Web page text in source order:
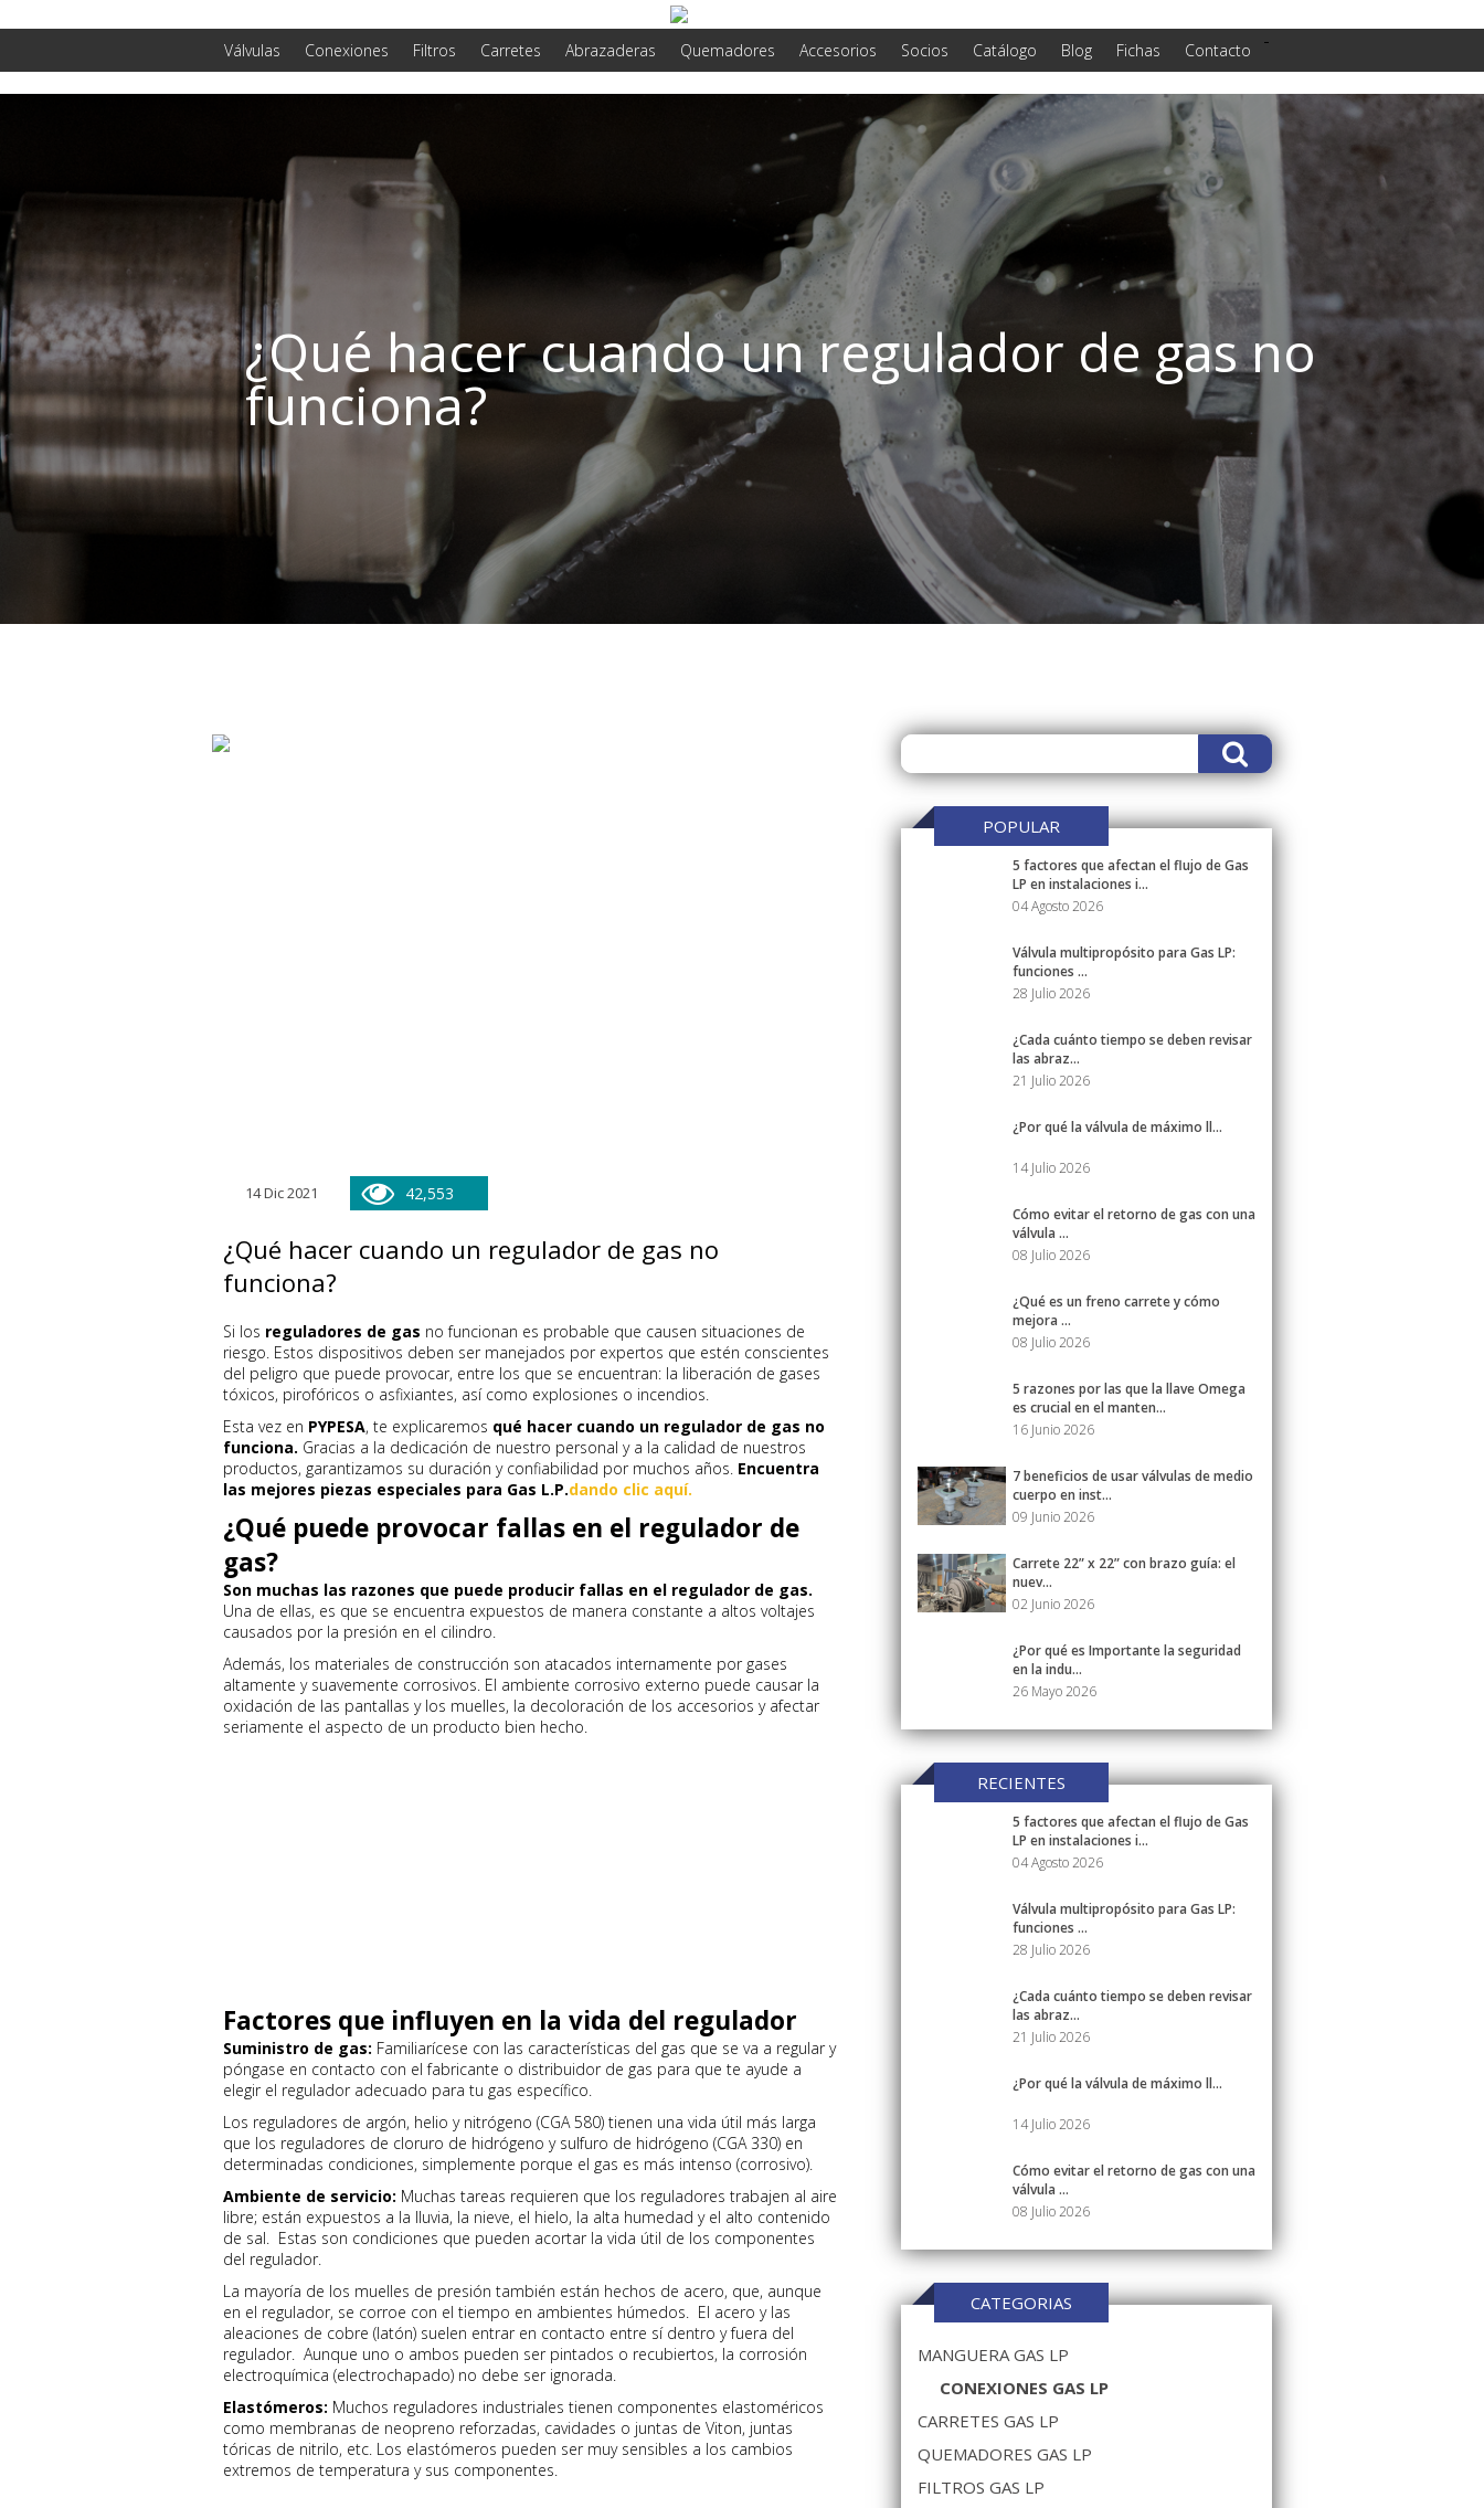
Válvulas Conexiones Filtros Carretes Abrazaderas Quemadores Accesorios Socios -
Catálogo Blog Fichas Contacto
¿Qué hacer cuando un regulador de gas no
funciona?
14 Dic 2021 42,553
¿Qué hacer cuando un regulador de gas no
funciona?
Si los reguladores de gas no funcionan es probable que causen situaciones de
riesgo. Estos dispositivos deben ser manejados por expertos que estén conscientes
del peligro que puede provocar, entre los que se encuentran: la liberación de gases
tóxicos, pirofóricos o asfixiantes, así como explosiones o incendios.
Esta vez en PYPESA, te explicaremos qué hacer cuando un regulador de gas no
funciona. Gracias a la dedicación de nuestro personal y a la calidad de nuestros
productos, garantizamos su duración y confiabilidad por muchos años. Encuentra
las mejores piezas especiales para Gas L.P.dando clic aquí.
¿Qué puede provocar fallas en el regulador de
gas?
Son muchas las razones que puede producir fallas en el regulador de gas.
Una de ellas, es que se encuentra expuestos de manera constante a altos voltajes
causados por la presión en el cilindro.
Además, los materiales de construcción son atacados internamente por gases
altamente y suavemente corrosivos. El ambiente corrosivo externo puede causar la
oxidación de las pantallas y los muelles, la decoloración de los accesorios y afectar
seriamente el aspecto de un producto bien hecho.
Factores que influyen en la vida del regulador
Suministro de gas: Familiarícese con las características del gas que se va a regular y
póngase en contacto con el fabricante o distribuidor de gas para que te ayude a
elegir el regulador adecuado para tu gas específico.
Los reguladores de argón, helio y nitrógeno (CGA 580) tienen una vida útil más larga
que los reguladores de cloruro de hidrógeno y sulfuro de hidrógeno (CGA 330) en
determinadas condiciones, simplemente porque el gas es más intenso (corrosivo).
Ambiente de servicio: Muchas tareas requieren que los reguladores trabajen al aire
libre; están expuestos a la lluvia, la nieve, el hielo, la alta humedad y el alto contenido
de sal. Estas son condiciones que pueden acortar la vida útil de los componentes
del regulador.
La mayoría de los muelles de presión también están hechos de acero, que, aunque
en el regulador, se corroe con el tiempo en ambientes húmedos. El acero y las
aleaciones de cobre (latón) suelen entrar en contacto entre sí dentro y fuera del
regulador. Aunque uno o ambos pueden ser pintados o recubiertos, la corrosión
electroquímica (electrochapado) no debe ser ignorada.
Elastómeros: Muchos reguladores industriales tienen componentes elastoméricos
como membranas de neopreno reforzadas, cavidades o juntas de Viton, juntas
tóricas de nitrilo, etc. Los elastómeros pueden ser muy sensibles a los cambios
extremos de temperatura y sus componentes.
POPULAR
5 factores que afectan el flujo de Gas
LP en instalaciones i...
04 Agosto 2026
Válvula multipropósito para Gas LP:
funciones ...
28 Julio 2026
¿Cada cuánto tiempo se deben revisar
las abraz...
21 Julio 2026
¿Por qué la válvula de máximo ll...
14 Julio 2026
Cómo evitar el retorno de gas con una
válvula ...
08 Julio 2026
¿Qué es un freno carrete y cómo
mejora ...
08 Julio 2026
5 razones por las que la llave Omega
es crucial en el manten...
16 Junio 2026
7 beneficios de usar válvulas de medio
cuerpo en inst...
09 Junio 2026
Carrete 22” x 22” con brazo guía: el
nuev...
02 Junio 2026
¿Por qué es Importante la seguridad
en la indu...
26 Mayo 2026
RECIENTES
5 factores que afectan el flujo de Gas
LP en instalaciones i...
04 Agosto 2026
Válvula multipropósito para Gas LP:
funciones ...
28 Julio 2026
¿Cada cuánto tiempo se deben revisar
las abraz...
21 Julio 2026
¿Por qué la válvula de máximo ll...
14 Julio 2026
Cómo evitar el retorno de gas con una
válvula ...
08 Julio 2026
CATEGORIAS
MANGUERA GAS LP
CONEXIONES GAS LP
CARRETES GAS LP
QUEMADORES GAS LP
FILTROS GAS LP